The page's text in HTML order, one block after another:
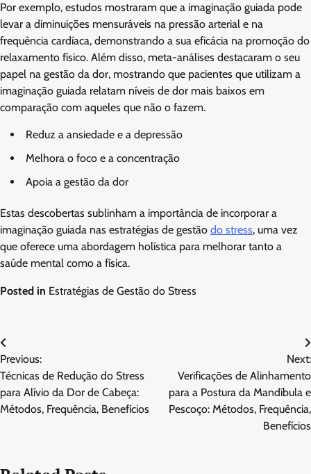
Por exemplo, estudos mostraram que a imaginação guiada pode
levar a diminuições mensuráveis na pressão arterial e na
frequência cardíaca, demonstrando a sua eficácia na promoção do
relaxamento físico. Além disso, meta-análises destacaram o seu
papel na gestão da dor, mostrando que pacientes que utilizam a
imaginação guiada relatam níveis de dor mais baixos em
comparação com aqueles que não o fazem.
Reduz a ansiedade e a depressão
Melhora o foco e a concentração
Apoia a gestão da dor
Estas descobertas sublinham a importância de incorporar a
imaginação guiada nas estratégias de gestão do stress, uma vez
que oferece uma abordagem holística para melhorar tanto a
saúde mental como a física.
Posted in Estratégias de Gestão do Stress
Post
navigation
Previous:
Técnicas de Redução do Stress
para Alívio da Dor de Cabeça:
Métodos, Frequência, Benefícios
Next:
Verificações de Alinhamento
para a Postura da Mandíbula e
Pescoço: Métodos, Frequência,
Benefícios